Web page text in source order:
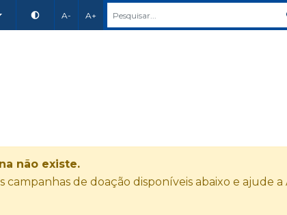
A- A+
não existe.
campanhas de doação disponíveis abaixo e ajude a